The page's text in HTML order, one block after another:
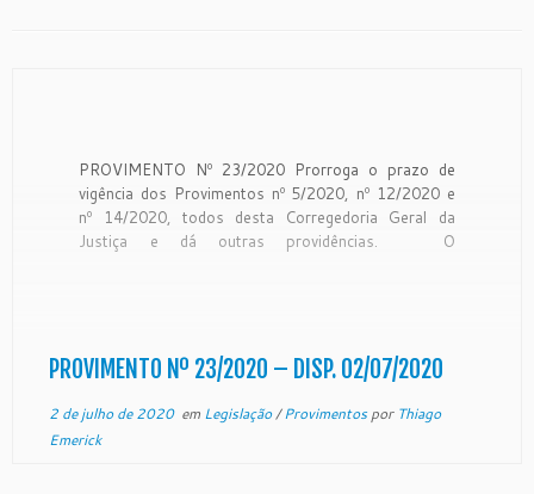
PROVIMENTO Nº 23/2020 Prorroga o prazo de
vigência dos Provimentos nº 5/2020, nº 12/2020 e
nº 14/2020, todos desta Corregedoria Geral da
Justiça e dá outras providências. O
PROVIMENTO Nº 23/2020 – DISP. 02/07/2020
2 de julho de 2020em Legislação/Provimentospor Thiago
Emerick